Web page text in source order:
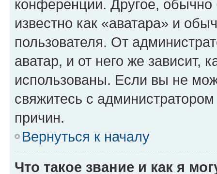
конференции. Другое,
известно как «аватара» и
пользователя. От
аватар, и от него же зависит,
использованы. Если вы не
свяжитесь с
причин.
Вернуться к началу
Что такое звание и как я